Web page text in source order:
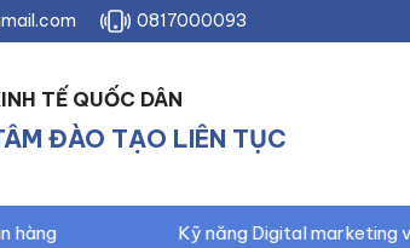
0817000093
TẾ QUỐC DÂN
ĐÀO TẠO LIÊN TỤC
năng Digital marketing và Quảng cáo bán hàng